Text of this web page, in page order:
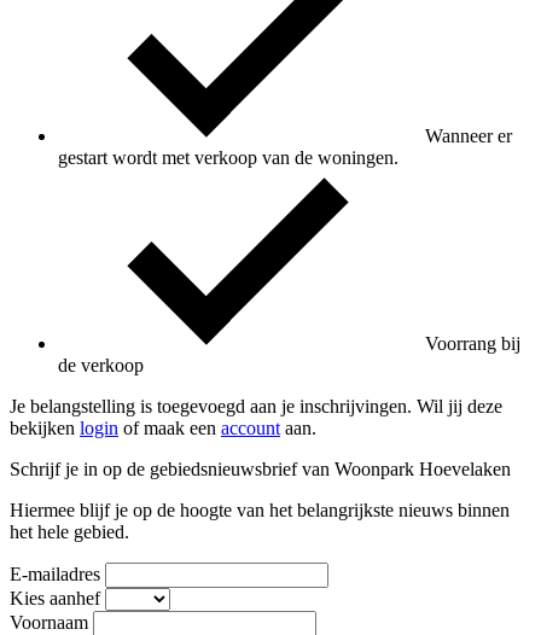
Wanneer er
gestart wordt met verkoop van de woningen.
Voorrang bij
de verkoop
Je belangstelling is toegevoegd aan je inschrijvingen. Wil jij deze
bekijken login of maak een account aan.
Schrijf je in op de gebiedsnieuwsbrief van Woonpark Hoevelaken
Hiermee blijf je op de hoogte van het belangrijkste nieuws binnen
het hele gebied.
E-mailadres
Kies aanhef
Voornaam